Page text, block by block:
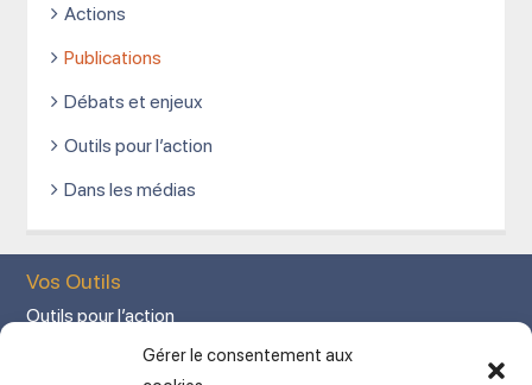
Gérer le consentement aux
Actions
Publications
Débats et enjeux
Outils pour l’action
Dans les médias
Vos Outils
Outils pour l’action
Votre espace adhérent
Mon Compte adhérent